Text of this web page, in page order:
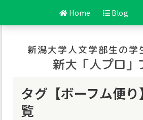
Home Blog
新潟大学人文学部生の学
新大「人プロ」
タグ【ボーフム便
覧